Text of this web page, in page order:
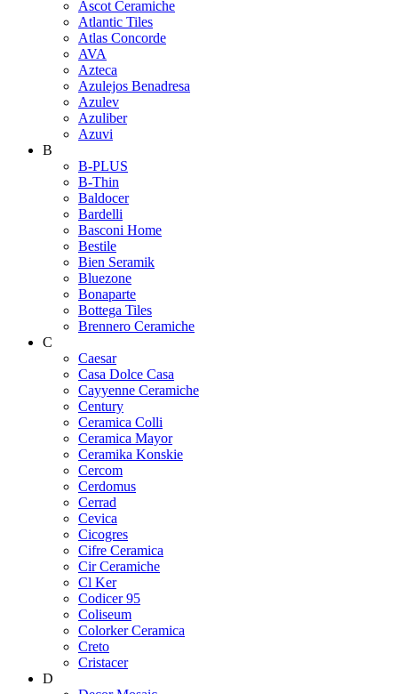
Ascot Ceramiche
Atlantic Tiles
Atlas Concorde
AVA
Azteca
Azulejos Benadresa
Azulev
Azuliber
Azuvi
B
B-PLUS
B-Thin
Baldocer
Bardelli
Basconi Home
Bestile
Bien Seramik
Bluezone
Bonaparte
Bottega Tiles
Brennero Ceramiche
C
Caesar
Casa Dolce Casa
Cayyenne Ceramiche
Century
Ceramica Colli
Ceramica Mayor
Ceramika Konskie
Cercom
Cerdomus
Cerrad
Cevica
Cicogres
Cifre Ceramica
Cir Ceramiche
Cl Ker
Codicer 95
Coliseum
Colorker Ceramica
Creto
Cristacer
D